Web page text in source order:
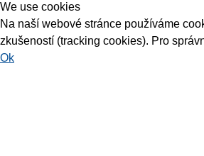
We use cookies
Na naší webové stránce používáme
zkušeností (tracking cookies). Pro
Ok